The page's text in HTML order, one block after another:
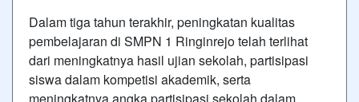
Dalam tiga tahun terakhir, peningkatan kualitas
pembelajaran di SMPN 1 Ringinrejo telah terlihat
dari meningkatnya hasil ujian sekolah, partisipasi
siswa dalam kompetisi akademik, serta